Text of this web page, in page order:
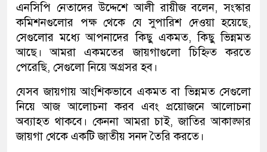
এনসিপি নেতাদের উদ্দেশে আলী রায়ীজ বলেন, সংস্কার
কমিশনগুলোর পক্ষ থেকে যে সুপারিশ দেওয়া হয়েছে,
সেগুলোর মধ্যে আপনাদের কিছু একমত, কিছু ভিন্নমত
আছে। আমরা একমতের জায়গাগুলো চিহ্নিত করতে
পেরেছি, সেগুলো নিয়ে অগ্রসর হব।
যেসব জায়গায় আংশিকভাবে একমত বা ভিন্নমত সেগুলো
নিয়ে আজ আলোচনা করব এবং প্রয়োজনে আলোচনা
অব্যাহত থাকবে। কেননা আমরা চাই, জাতির আকাঙ্ক্ষার
জায়গা থেকে একটি জাতীয় সনদ তৈরি করতে।